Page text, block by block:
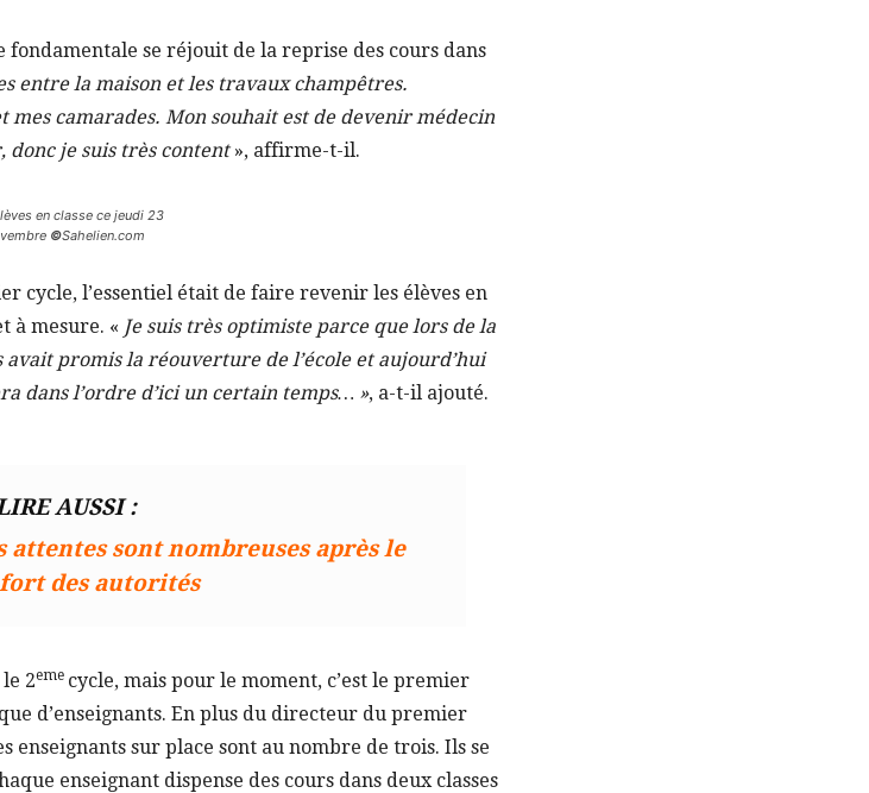
fondamentale se réjouit de la reprise des cours dans
entre la maison et les travaux champêtres.
camarades. Mon souhait est de devenir médecin
donc je suis très content», affirme-t-il.
en classe ce jeudi 23
©Sahelien.com
cycle, l’essentiel était de faire revenir les élèves en
à mesure. « Je suis très optimiste parce que lors de la
promis la réouverture de l’école et aujourd’hui
dans l’ordre d’ici un certain temps… », a-t-il ajouté.
AUSSI :
sont nombreuses après le
des autorités
2eme cycle, mais pour le moment, c’est le premier
d’enseignants. En plus du directeur du premier
enseignants sur place sont au nombre de trois. Ils se
enseignant dispense des cours dans deux classes